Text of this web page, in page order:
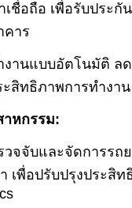
เชื่อถือ เพื่อรับประกั
คาร
งานแบบอัตโนมัติ ล
ะสิทธิภาพการทํางาน
หกรรม:
วจจับและจัดการรถ
เพื่อปรับปรุงประสิ